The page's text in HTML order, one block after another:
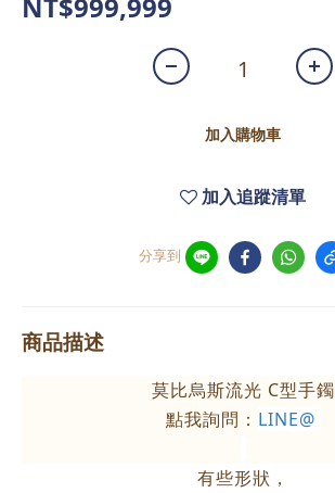
加入購物車
加入追蹤清單
分享到
商品描述
莫比烏斯流光 C型手鐲
點我詢問： LINE@
有些形狀，